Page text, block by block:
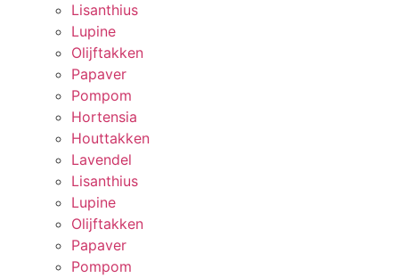
Lisanthius
Lupine
Olijftakken
Papaver
Pompom
Hortensia
Houttakken
Lavendel
Lisanthius
Lupine
Olijftakken
Papaver
Pompom